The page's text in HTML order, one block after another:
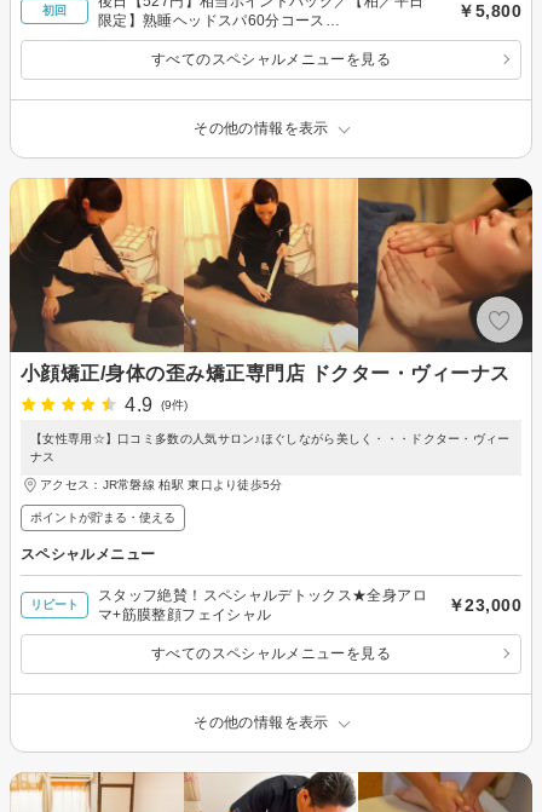
初回
限定】熟睡ヘッドスパ60分コース
￥7,700→￥5,800
￥5,800
すべてのスペシャルメニューを見る
その他の情報を表示
小顔矯正/身体の歪み矯正専門店 ドクター・ヴィーナス
4.9
(9件)
【女性専用☆】口コミ多数の人気サロン♪ほぐしながら美しく・・・ドクター・ヴィー
ナス
アクセス：JR常磐線 柏駅 東口より徒歩5分
ポイントが貯まる・使える
スペシャルメニュー
リピート
スタッフ絶賛！スペシャルデトックス★全身アロ
マ+筋膜整顔フェイシャル
￥23,000
すべてのスペシャルメニューを見る
その他の情報を表示